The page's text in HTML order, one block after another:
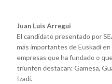
Juan Luis Arregui
El candidato presentado por
más importantes de Euskadi
empresas que ha fundado o
triunfen destacan: Gamesa,
Izadi.